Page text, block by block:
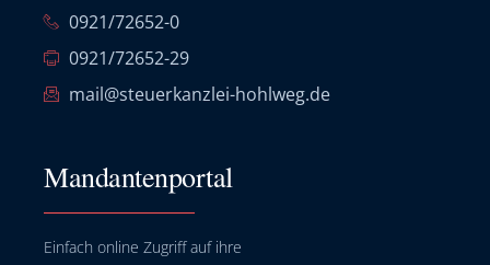
0921/72652-0
0921/72652-29
mail@steuerkanzlei-hohlweg.de
Mandantenportal
Einfach online Zugriff auf ihre